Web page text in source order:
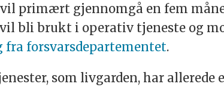
primært gjennomgå en fem
bli brukt i operativ tjeneste og
fra forsvarsdepartementet.
som livgarden, har allerede